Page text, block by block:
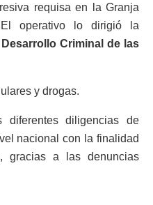
requisa en la Granja
El operativo lo dirigió la
Criminal de las
y drogas.
diligencias de
nacional con la finalidad
gracias a las denuncias